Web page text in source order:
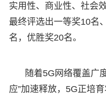
实用性、商业性、社会
最终评选出一等奖10名
名，优胜奖20名。
随着5G网络覆盖广
应”加速释放，5G正培